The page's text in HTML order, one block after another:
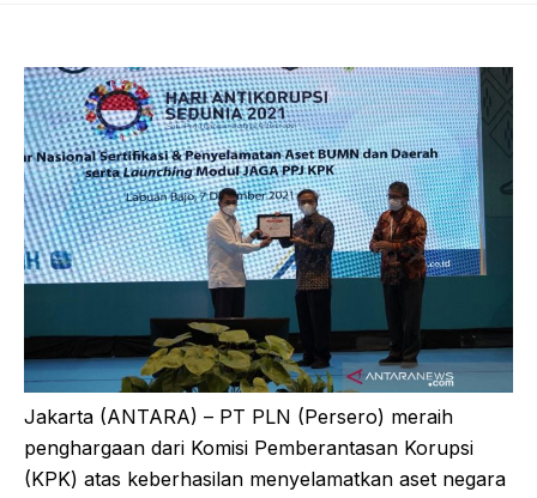
Jakarta (ANTARA) – PT PLN (Persero) meraih
penghargaan dari Komisi Pemberantasan Korupsi
(KPK) atas keberhasilan menyelamatkan aset negara